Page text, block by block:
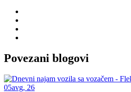
Povezani blogovi
05avg, 26